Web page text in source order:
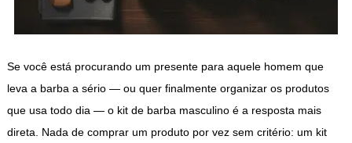
Se você está procurando um presente para aquele homem que
leva a barba a sério — ou quer finalmente organizar os produtos
que usa todo dia — o kit de barba masculino é a resposta mais
direta. Nada de comprar um produto por vez sem critério: um kit